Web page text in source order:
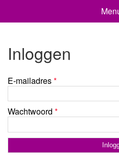
Inloggen
E-mailadres*
Wachtwoord *